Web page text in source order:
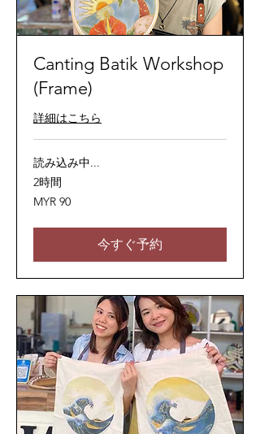
Canting Batik Workshop
(Frame)
詳細はこちら
読み込み中...
2時間
90
マ
ー
リ
ッ
MYR 90
今すぐ予約